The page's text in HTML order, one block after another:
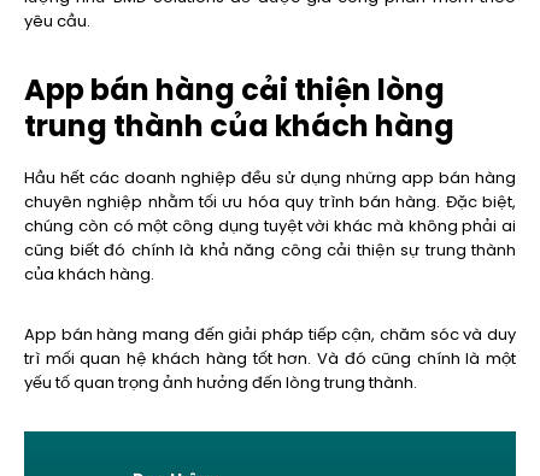
yêu cầu.
App bán hàng cải thiện lòng
trung thành của khách hàng
Hầu hết các doanh nghiệp đều sử dụng những app bán hàng
chuyên nghiệp nhằm tối ưu hóa quy trình bán hàng. Đặc biệt,
chúng còn có một công dụng tuyệt vời khác mà không phải ai
cũng biết đó chính là khả năng công cải thiện sự trung thành
của khách hàng.
App bán hàng mang đến giải pháp tiếp cận, chăm sóc và duy
trì mối quan hệ khách hàng tốt hơn. Và đó cũng chính là một
yếu tố quan trọng ảnh hưởng đến lòng trung thành.